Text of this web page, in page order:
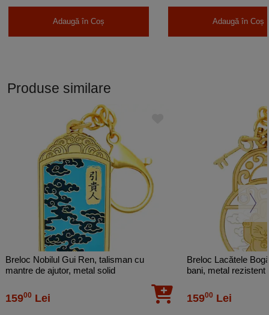
Adaugă în Coș Adaugă în Coș
Produse similare
Breloc Nobilul Gui Ren, talisman cu
mantre de ajutor, metal solid
15900 Lei
Breloc Lacătele
bani, metal rezistent
15900 Lei